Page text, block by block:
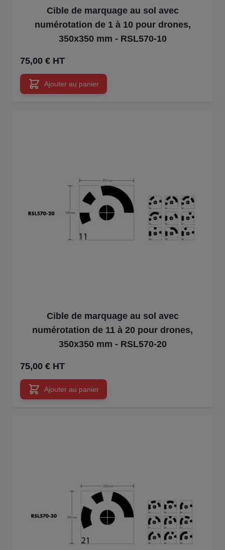
Cible de marquage au sol avec
numérotation de 1 à 10 pour drones,
350x350 mm - RSL570-10
75,00 € HT
Ajouter au panier
Cible de marquage au sol avec
numérotation de 11 à 20 pour drones,
350x350 mm - RSL570-20
75,00 € HT
Ajouter au panier